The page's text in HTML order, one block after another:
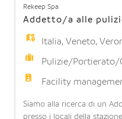
lavoro
Carica
CV
Lingua
Rekeep Spa
Addetto/a alle
Italia,Veneto,
Pulizie/Portierato/
Facility
Siamo alla ricerca di un
presso i locali della